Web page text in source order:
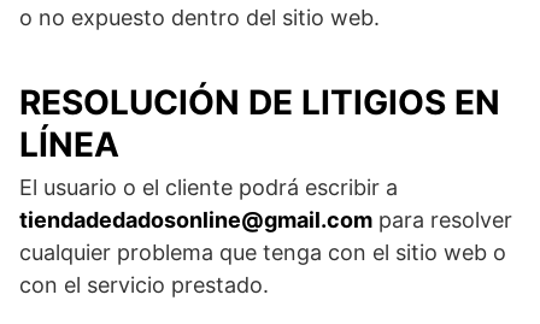
o no expuesto dentro del sitio web.
RESOLUCIÓN DE LITIGIOS EN
LÍNEA
El usuario o el cliente podrá escribir a
tiendadedadosonline@gmail.com para resolver
cualquier problema que tenga con el sitio web o
con el servicio prestado.